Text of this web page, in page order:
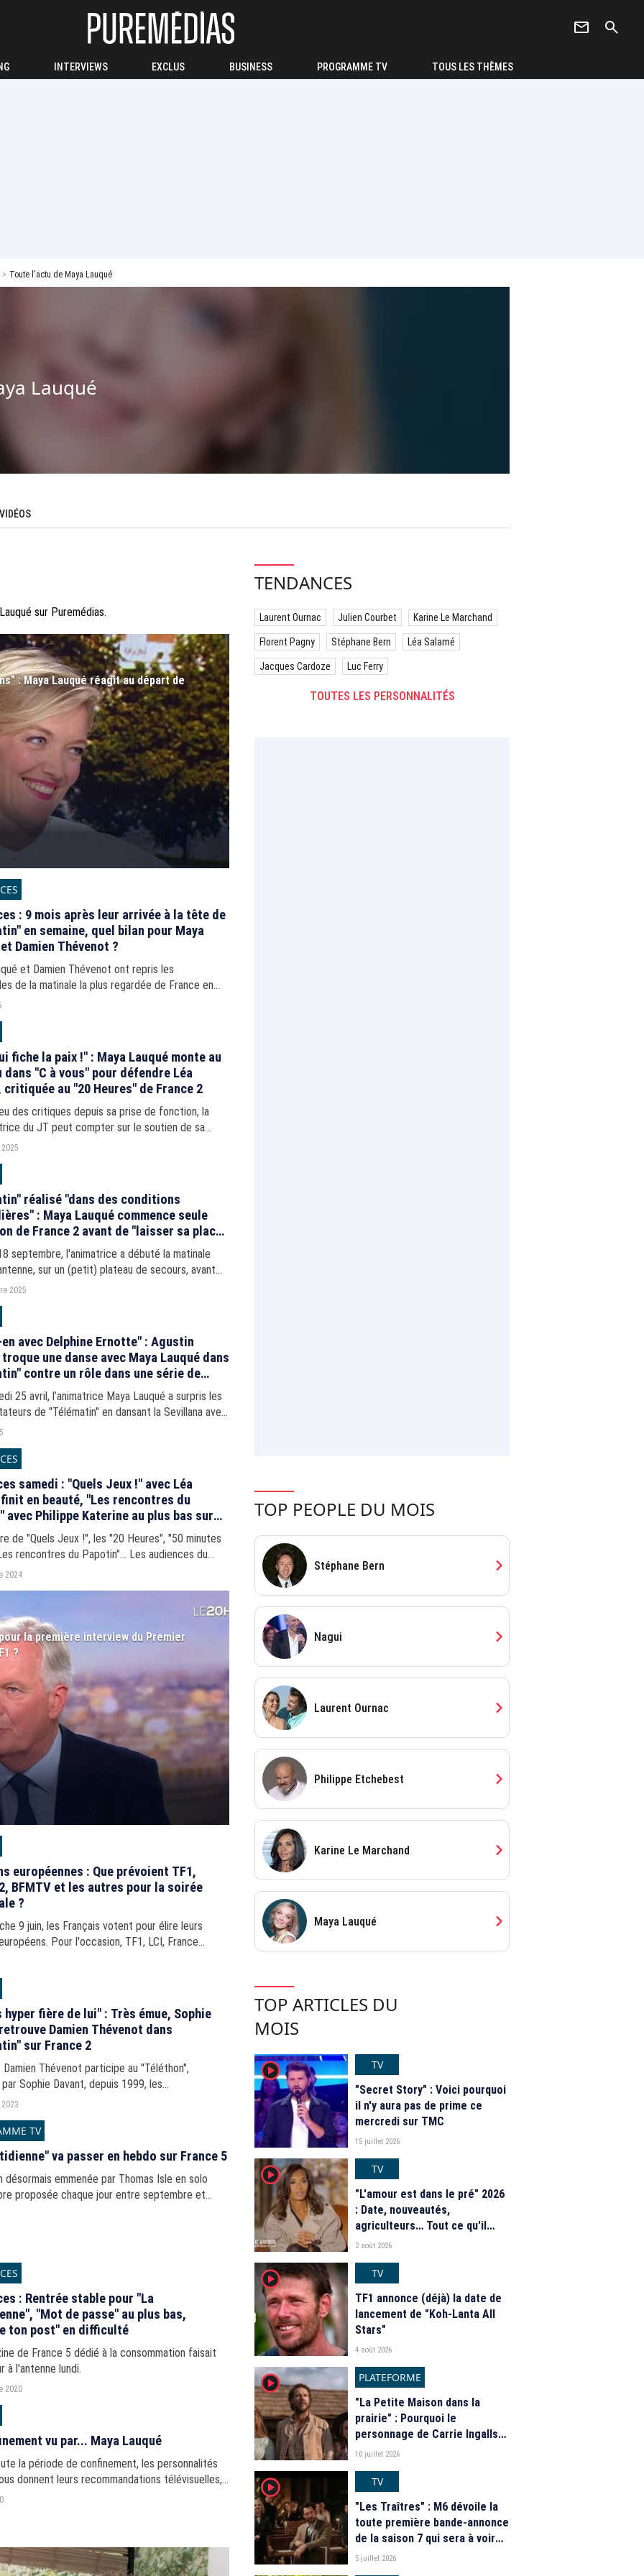
newsletter search
INTERVIEWS EXCLUS BUSINESS PROGRAMME TV TOUS LES THÈMES
Toute l'actu de Maya Lauqué
Lauqué
VIDÉOS
sur Puremédias.
: Maya Lauqué réagit au départ de
: 9 mois après leur arrivée à la tête de
en semaine, quel bilan pour Maya
Damien Thévenot ?
et Damien Thévenot ont repris les
de la matinale la plus regardée de France en
dernier. Pour quel résultat ?
fiche la paix !" : Maya Lauqué monte au
dans "C à vous" pour défendre Léa
critiquée au "20 Heures" de France 2
des critiques depuis sa prise de fonction, la
du JT peut compter sur le soutien de sa
"Télématin".
réalisé "dans des conditions
: Maya Lauqué commence seule
de France 2 avant de "laisser sa place"
Thévenot
septembre, l'animatrice a débuté la matinale
sur un (petit) plateau de secours, avant
le relais à son habituel complice. Une
2025
avec Delphine Ernotte" : Agustin
une danse avec Maya Lauqué dans
contre un rôle dans une série de
25 avril, l’animatrice Maya Lauqué a surpris les
de "Télématin" en dansant la Sevillana avec
vainqueur de "Danse avec les stars" sur
samedi : "Quels Jeux !" avec Léa
finit en beauté, "Les rencontres du
avec Philippe Katerine au plus bas sur
de "Quels Jeux !", les "20 Heures", "50 minutes
rencontres du Papotin"... Les audiences du
2024.
2024
la première interview du Premier
?
européennes : Que prévoient TF1,
BFMTV et les autres pour la soirée
?
9 juin, les Français votent pour élire leurs
Pour l'occasion, TF1, LCI, France
BFMTV, France 24 et les chaînes
hyper fière de lui" : Très émue, Sophie
Damien Thévenot dans
sur France 2
Damien Thévenot participe au "Téléthon",
Sophie Davant, depuis 1999, les
ont assisté aux retrouvailles entre les deux
TV
va passer en hebdo sur France 5
désormais emmenée par Thomas Isle en solo
proposée chaque jour entre septembre et
avant de basculer en hebdo.
: Rentrée stable pour "La
"Mot de passe" au plus bas,
ton post" en difficulté
de France 5 dédié à la consommation faisait
à l'antenne lundi.
2020
vu par... Maya Lauqué
la période de confinement, les personnalités
donnent leurs recommandations télévisuelles,
TENDANCES
Laurent Ournac Julien Courbet Karine Le Marchand
Florent Pagny Stéphane Bern Léa Salamé
Jacques Cardoze Luc Ferry
TOUTES LES PERSONNALITÉS
TOP PEOPLE DU MOIS
Stéphane Bern chevron_right
Nagui chevron_right
Laurent Ournac chevron_right
Philippe Etchebest chevron_right
Karine Le Marchand chevron_right
Maya Lauqué chevron_right
TOP ARTICLES DU
MOIS
player2
TV
"Secret Story" : Voici pourquoi
il n'y aura pas de prime ce
mercredi sur TMC
15 juillet 2026
player2
TV
"L'amour est dans le pré" 2026
: Date, nouveautés,
agriculteurs… Tout ce qu'il
faut savoir sur la saison 21 du
2 août 2026
player2
TV
TF1 annonce (déjà) la date de
lancement de "Koh-Lanta All
Stars"
4 août 2026
player2
PLATEFORME
"La Petite Maison dans la
prairie" : Pourquoi le
personnage de Carrie Ingalls
est absente de la nouvelle
10 juillet 2026
player2
TV
"Les Traîtres" : M6 dévoile la
toute première bande-annonce
de la saison 7 qui sera à voir
"prochainement"
5 juillet 2026